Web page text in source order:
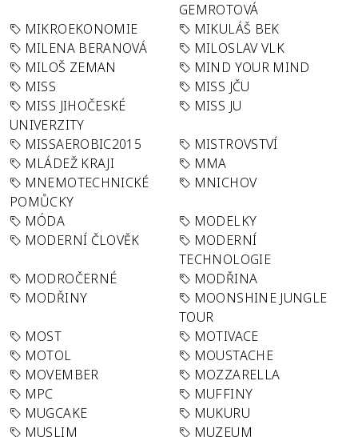
GEMROTOVÁ
MIKROEKONOMIE
MIKULÁŠ BEK
MILENA BERANOVÁ
MILOSLAV VLK
MILOŠ ZEMAN
MIND YOUR MIND
MISS
MISS JČU
MISS JIHOČESKÉ
UNIVERZITY
MISS JU
MISSAEROBIC2015
MISTROVSTVÍ
MLÁDEŽ KRAJI
MMA
MNEMOTECHNICKÉ
POMŮCKY
MNICHOV
MÓDA
MODELKY
MODERNÍ ČLOVĚK
MODERNÍ
TECHNOLOGIE
MODROČERNÉ
MODŘINA
MODŘINY
MOONSHINE JUNGLE
TOUR
MOST
MOTIVACE
MOTOL
MOUSTACHE
MOVEMBER
MOZZARELLA
MPC
MUFFINY
MUGCAKE
MUKURU
MUSLIM
MUZEUM